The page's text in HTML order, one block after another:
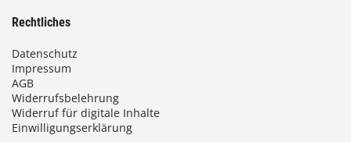
Rechtliches
Datenschutz
Impressum
AGB
Widerrufsbelehrung
Widerruf für digitale Inhalte
Einwilligungserklärung